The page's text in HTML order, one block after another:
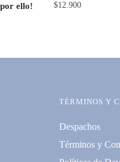
ello! $12.900
TÉRMINOS Y
Despachos
Términos y